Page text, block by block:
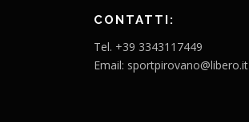
CONTATTI:
Tel. +39 3343117449
Email: sportpirovano@libero.it